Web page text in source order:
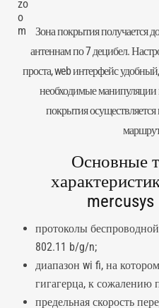
Зона покрытия получается
антеннам по 7 децибел.
проста, web интерфейс
необходимые
покрытия
Основные
mercusys
протоколы
802.11 b/g/n;
диапазон wi fi, на
гигагерца, к сожалению
предельная скорость